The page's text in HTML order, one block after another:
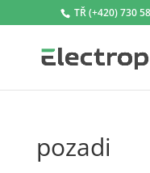
TŘ (+420) 730
pozadi